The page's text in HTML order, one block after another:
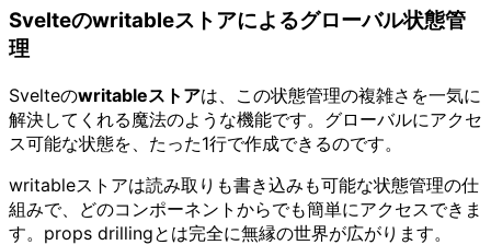
Svelteのwritableストアによるグローバル状態管
理
Svelteのwritableストアは、この状態管理の複雑さを一気に
解決してくれる魔法のような機能です。グローバルにアクセ
ス可能な状態を、たった1行で作成できるのです。
writableストアは読み取りも書き込みも可能な状態管理の仕
組みで、どのコンポーネントからでも簡単にアクセスできま
す。props drillingとは完全に無縁の世界が広がります。